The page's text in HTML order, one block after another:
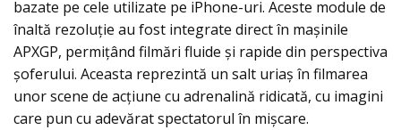
bazate pe cele utilizate pe iPhone-uri. Aceste module de
înaltă rezoluție au fost integrate direct în mașinile
APXGP, permițând filmări fluide și rapide din perspectiva
șoferului. Aceasta reprezintă un salt uriaș în filmarea
unor scene de acțiune cu adrenalină ridicată, cu imagini
care pun cu adevărat spectatorul în mișcare.